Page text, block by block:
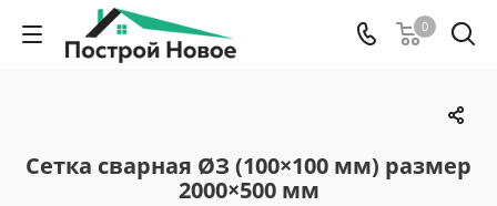
0
Сетка сварная ØЗ (100×100 мм) размер
2000×500 мм